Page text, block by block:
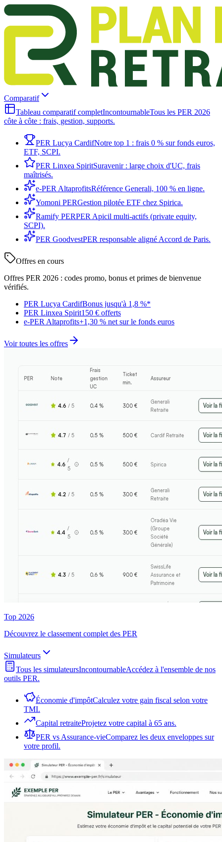
Comparatif
Tableau comparatif completIncontournableTous les PER 2026
côte à côte : frais, gestion, supports.
PER Lucya CardifNotre top 1 : frais 0 % sur fonds euros,
ETF, SCPI.
PER Linxea SpiritSuravenir : large choix d'UC, frais
maîtrisés.
e-PER AltaprofitsRéférence Generali, 100 % en ligne.
Yomoni PERGestion pilotée ETF chez Spirica.
Ramify PERPER Apicil multi-actifs (private equity,
SCPI).
PER GoodvestPER responsable aligné Accord de Paris.
Offres en cours
Offres PER 2026 : codes promo, bonus et primes de bienvenue
vérifiés.
PER Lucya CardifBonus jusqu'à 1,8 %*
PER Linxea Spirit150 € offerts
e-PER Altaprofits+1,30 % net sur le fonds euros
Voir toutes les offres
Top 2026
Découvrez le classement complet des PER
Simulateurs
Tous les simulateursIncontournableAccédez à l'ensemble de nos
outils PER.
Économie d'impôtCalculez votre gain fiscal selon votre
TMI.
Capital retraiteProjetez votre capital à 65 ans.
PER vs Assurance-vieComparez les deux enveloppes sur
votre profil.